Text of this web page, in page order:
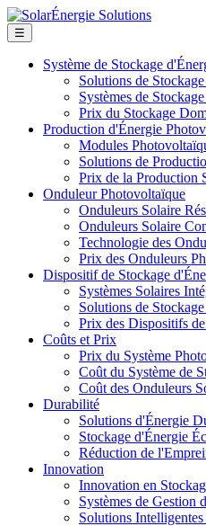
☰
Système de Stockage
Solutions de
Systèmes de
Prix du Stockage
Production d'Énergie
Modules
Solutions de
Prix de la Production
Onduleur Photovoltaïque
Onduleurs Solaire
Onduleurs Solaire
Technologie des
Prix des Onduleurs
Dispositif de Stockage
Systèmes Solaires
Solutions de
Prix des Dispositifs
Coûts et Prix
Prix du Système
Coût du Système de
Coût des Onduleurs
Durabilité
Solutions d'Énergie
Stockage d'Énergie
Réduction de
Innovation
Innovation en
Systèmes de Gestion
Solutions